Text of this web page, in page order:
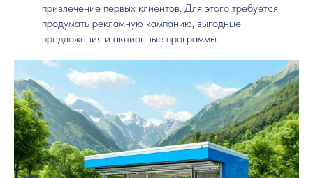
привлечение первых клиентов. Для этого требуется
продумать рекламную кампанию, выгодные
предложения и акционные программы.